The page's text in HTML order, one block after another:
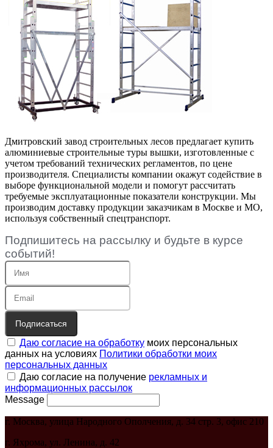
Дмитровский завод строительных лесов предлагает купить
алюминиевые строительные туры вышки, изготовленные с
учетом требований технических регламентов, по цене
производителя. Специалисты компании окажут содействие в
выборе функциональной модели и помогут рассчитать
требуемые эксплуатационные показатели конструкции. Мы
производим доставку продукции заказчикам в Москве и МО,
используя собственный спецтранспорт.
Подпишитесь на рассылку и будьте в курсе
событий!
Подписаться
Даю согласие на обработку моих персональных
данных на условиях Политики обработки моих
персональных данных
Даю согласие на получение рекламных и
информационных рассылок
Message
г. Москва, улица Народного Ополчения, д. 34 стр. 3, офис 210
г. Яхрома, ул. Ленина, д. 42